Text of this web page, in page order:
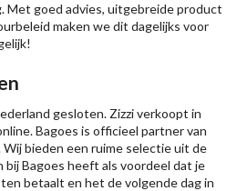
. Met goed advies, uitgebreide product
maken we dit dagelijks voor
gesloten. Zizzi verkoopt in
Bagoes is officieel partner van
bieden een ruime selectie uit de
bij Bagoes heeft als voordeel dat je
betaalt en het de volgende dag in